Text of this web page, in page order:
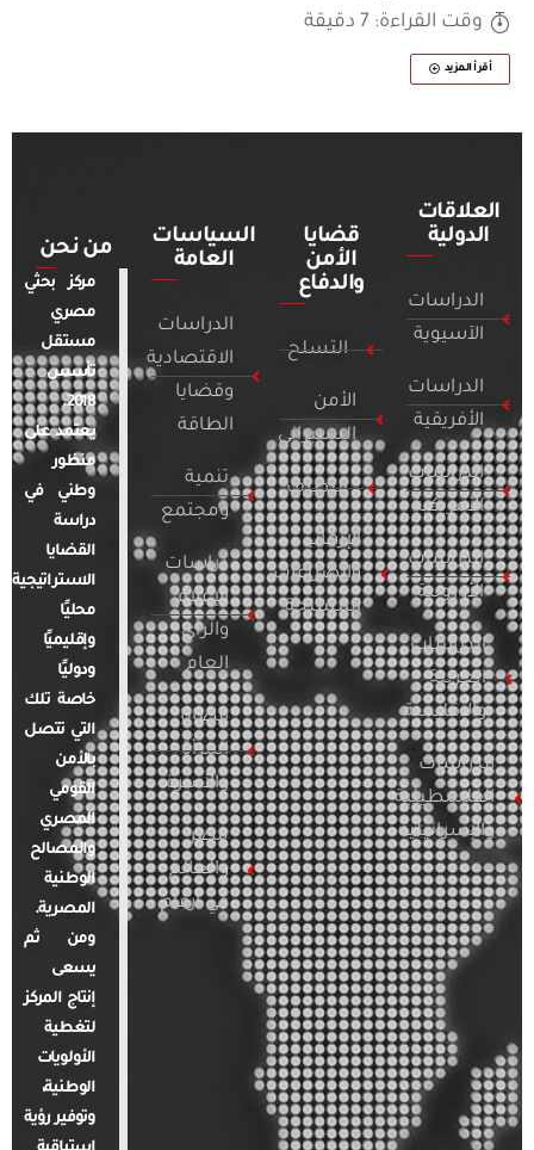
وقت القراءة: 7 دقيقة
أقرأ المزيد
العلاقات
الدولية
الدراسات
الآسيوية
الدراسات
الأفريقية
الدراسات
الأمريكية
الدراسات
الأوروبية
الدراسات
العربية
والإقليمية
الدراسات
الفلسطينية
والإسرائيلية
قضايا
الأمن
والدفاع
التسلح
الأمن
السيبراني
التطرف
الإرهاب
والصراعات
المسلحة
السياسات
العامة
الدراسات
الاقتصادية
وقضايا
الطاقة
تنمية
ومجتمع
دراسات
الإعلام
والرأي
العام
قضايا
المرأة
والأسرة
مصر
والعالم
في أرقام
من نحن
مركز بحثي
مصري
مستقل
تأسس
2018.
يعتمد على
منظور
وطني في
دراسة
القضايا
الاستراتيجية
محليًا
وإقليميًا
ودوليًا
خاصة تلك
التي تتصل
بالأمن
القومي
المصري
والمصالح
الوطنية
المصرية.
ومن ثم
يسعى
إنتاج المركز
لتغطية
الأولويات
الوطنية،
وتوفير رؤية